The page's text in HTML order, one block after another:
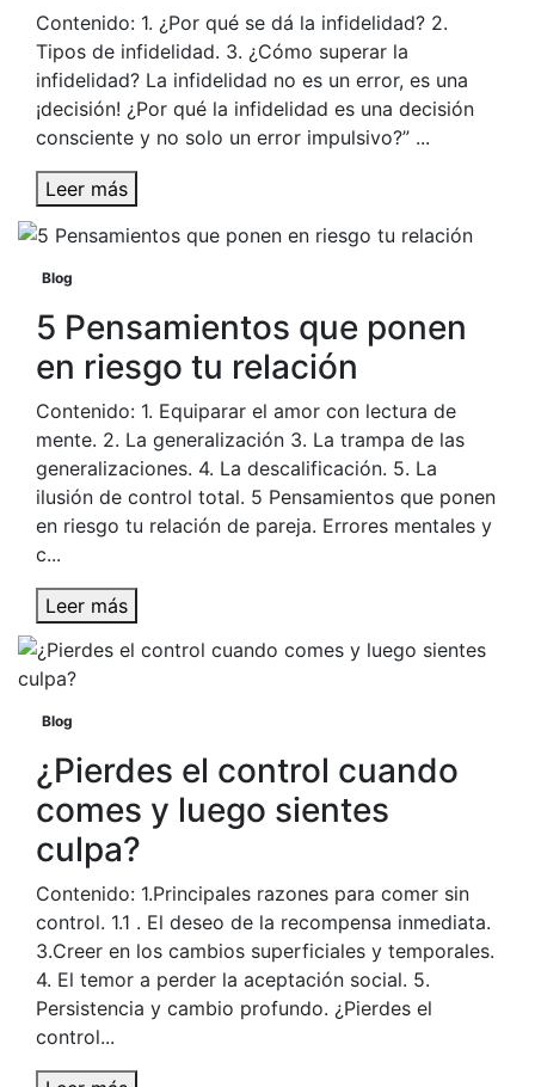
Contenido: 1. ¿Por qué se dá la infidelidad? 2.
Tipos de infidelidad. 3. ¿Cómo superar la
infidelidad? La infidelidad no es un error, es una
¡decisión! ¿Por qué la infidelidad es una decisión
consciente y no solo un error impulsivo?” ...
Leer más
Blog
5 Pensamientos que ponen
en riesgo tu relación
Contenido: 1. Equiparar el amor con lectura de
mente. 2. La generalización 3. La trampa de las
generalizaciones. 4. La descalificación. 5. La
ilusión de control total. 5 Pensamientos que ponen
en riesgo tu relación de pareja. Errores mentales y
c...
Leer más
Blog
¿Pierdes el control cuando
comes y luego sientes
culpa?
Contenido: 1.Principales razones para comer sin
control. 1.1 . El deseo de la recompensa inmediata.
3.Creer en los cambios superficiales y temporales.
4. El temor a perder la aceptación social. 5.
Persistencia y cambio profundo. ¿Pierdes el
control...